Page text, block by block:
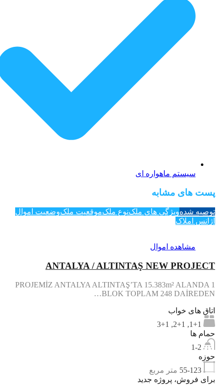
سیستم ماهواره ای
پست های مشابه
توصیه شدهویژگی های ملکنوع ملکموقعیت ملکوضعیت اموال
آژانس املاک
مشاهده اموال
ANTALYA / ALTINTAŞ NEW PROJECT
PROJEMİZ ANTALYA ALTINTAŞ’TA 15.383m² ALANDA 1
BLOK TOPLAM 248 DAİREDEN…
اتاق های خواب
1+1, 2+1, 3+1
حمام ها
1-2
حوزه
55-123 متر مربع
برای فروش، پروژه جدید